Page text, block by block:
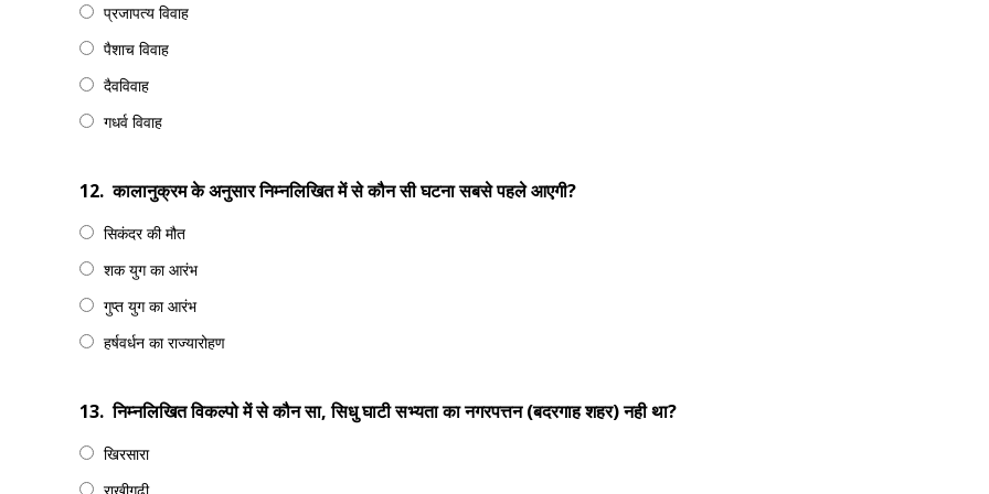
प्रजापत्य विवाह
पैशाच विवाह
दैवविवाह
गधर्व विवाह
12. कालानुक्रम के अनुसार निम्नलिखित में से कौन सी घटना सबसे पहले आएगी?
सिकंदर की मौत
शक युग का आरंभ
गुप्त युग का आरंभ
हर्षवर्धन का राज्यारोहण
13. निम्नलिखित विकल्पो में से कौन सा, सिधु घाटी सभ्यता का नगरपत्तन (बदरगाह शहर) नही था?
खिरसारा